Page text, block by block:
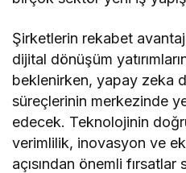
Şirketlerin rekabet
dijital dönüşüm
beklenirken, yapay zeka
süreçlerinin merkezinde
edecek. Teknolojinin
verimlilik, inovasyon ve
açısından önemli